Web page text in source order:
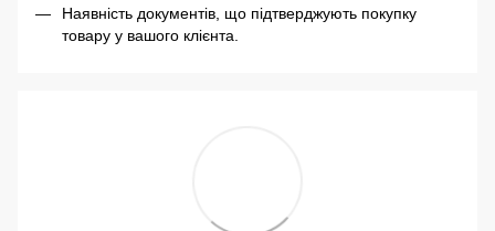
Наявність документів, що підтверджують покупку
товару у вашого клієнта.